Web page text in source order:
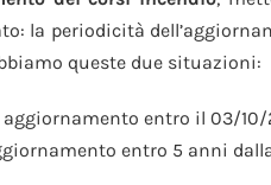
la periodicità
queste due situazioni:
aggiornamento entro il 03/
entro 5 anni